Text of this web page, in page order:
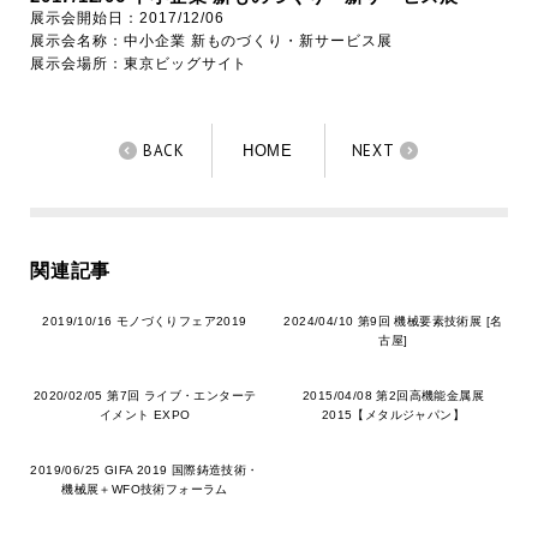
展示会開始日：2017/12/06
展示会名称：中小企業 新ものづくり・新サービス展
展示会場所：東京ビッグサイト
BACK HOME NEXT
関連記事
2019/10/16 モノづくりフェア2019
2024/04/10 第9回 機械要素技術展 [名
古屋]
2020/02/05 第7回 ライブ・エンターテ
イメント EXPO
2015/04/08 第2回高機能金属展
2015【メタルジャパン】
2019/06/25 GIFA 2019 国際鋳造技術・
機械展＋WFO技術フォーラム